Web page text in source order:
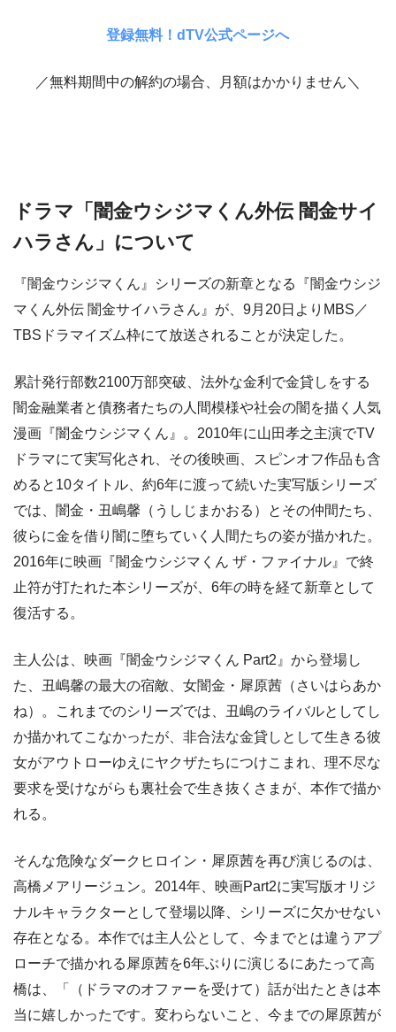
登録無料！dTV公式ページへ
／無料期間中の解約の場合、月額はかかりません＼
ドラマ「闇金ウシジマくん外伝 闇金サイ
ハラさん」について
『闇金ウシジマくん』シリーズの新章となる『闇金ウシジ
マくん外伝 闇金サイハラさん』が、9月20日よりMBS／
TBSドラマイズム枠にて放送されることが決定した。
累計発行部数2100万部突破、法外な金利で金貸しをする
闇金融業者と債務者たちの人間模様や社会の闇を描く人気
漫画『闇金ウシジマくん』。2010年に山田孝之主演でTV
ドラマにて実写化され、その後映画、スピンオフ作品も含
めると10タイトル、約6年に渡って続いた実写版シリーズ
では、闇金・丑嶋馨（うしじまかおる）とその仲間たち、
彼らに金を借り闇に堕ちていく人間たちの姿が描かれた。
2016年に映画『闇金ウシジマくん ザ・ファイナル』で終
止符が打たれた本シリーズが、6年の時を経て新章として
復活する。
主人公は、映画『闇金ウシジマくん Part2』から登場し
た、丑嶋馨の最大の宿敵、女闇金・犀原茜（さいはらあか
ね）。これまでのシリーズでは、丑嶋のライバルとしてし
か描かれてこなかったが、非合法な金貸しとして生きる彼
女がアウトローゆえにヤクザたちにつけこまれ、理不尽な
要求を受けながらも裏社会で生き抜くさまが、本作で描か
れる。
そんな危険なダークヒロイン・犀原茜を再び演じるのは、
高橋メアリージュン。2014年、映画Part2に実写版オリジ
ナルキャラクターとして登場以降、シリーズに欠かせない
存在となる。本作では主人公として、今までとは違うアプ
ローチで描かれる犀原茜を6年ぶりに演じるにあたって高
橋は、「（ドラマのオファーを受けて）話が出たときは本
当に嬉しかったです。変わらないこと、今までの犀原茜が